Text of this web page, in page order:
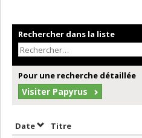
Rechercher dans la liste
Pour une recherche détaillée
Visiter Papyrus
DateTrier par date en ordre
Titre